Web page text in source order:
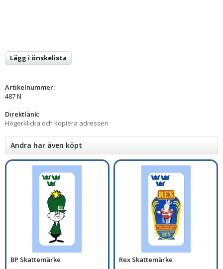
Lägg i önskelista
Artikelnummer:
487 N
Direktlänk:
Högerklicka och kopiera adressen
Andra har även köpt
BP Skattemärke Rex Skattemärke